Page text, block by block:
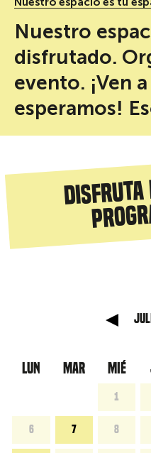
Nuestro
disfrutado.
evento. ¡Ven
esperamos!
Disfruta
LUN MAR MIÉ
1
6 7 8